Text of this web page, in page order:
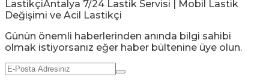
Günün önemli haberlerinden anında bilgi sahibi
olmak istiyorsanız eğer haber bültenine üye olun.